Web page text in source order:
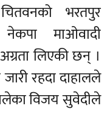
भरतपुर
नेकपा माओवादी
लिएकी छन् ।
रहदा दाहालले
विजय सुवेदीले